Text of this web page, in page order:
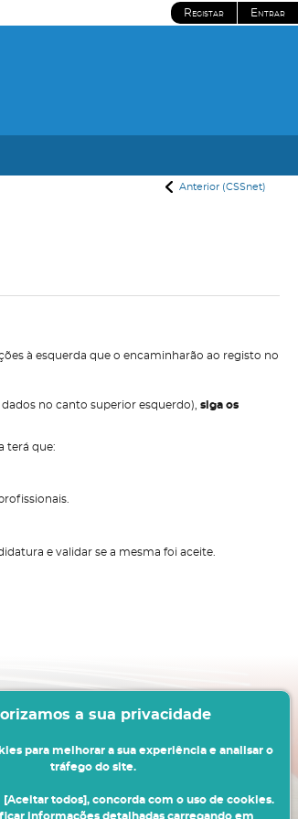
Registar Entrar
Anterior (CSSnet)
à esquerda que o encaminharão ao registo no
no canto superior esquerdo), siga os
terá que:
e validar se a mesma foi aceite.
a sua privacidade
para melhorar a sua experiência e analisar o
tráfego do site.
[Aceitar todos], concorda com o uso de cookies.
informações detalhadas carregando em